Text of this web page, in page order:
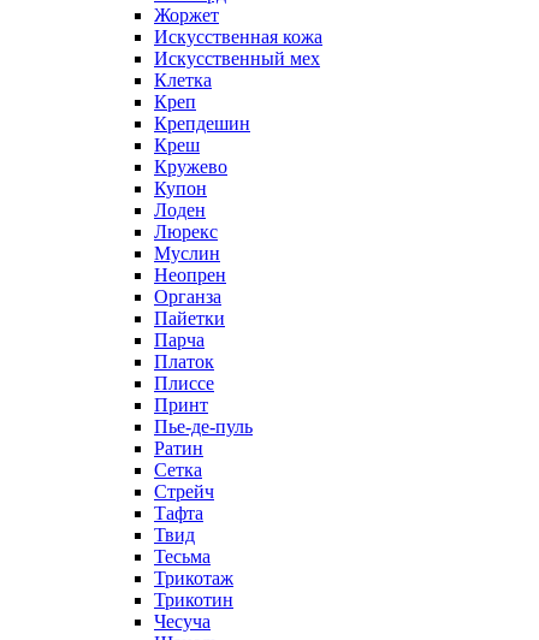
Жоржет
Искусственная кожа
Искусственный мех
Клетка
Креп
Крепдешин
Креш
Кружево
Купон
Лоден
Люрекс
Муслин
Неопрен
Органза
Пайетки
Парча
Платок
Плиссе
Принт
Пье-де-пуль
Ратин
Сетка
Стрейч
Тафта
Твид
Тесьма
Трикотаж
Трикотин
Чесуча